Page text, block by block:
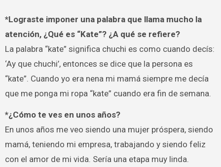
*Lograste imponer una palabra que llama mucho la
atención, ¿Qué es “Kate”? ¿A qué se refiere?
La palabra “kate” significa chuchi es como cuando decís:
‘Ay que chuchi’, entonces se dice que la persona es
“kate”. Cuando yo era nena mi mamá siempre me decía
que me ponga mi ropa “kate” cuando era fin de semana.
*¿Cómo te ves en unos años?
En unos años me veo siendo una mujer próspera, siendo
mamá, teniendo mi empresa, trabajando y siendo feliz
con el amor de mi vida. Sería una etapa muy linda.